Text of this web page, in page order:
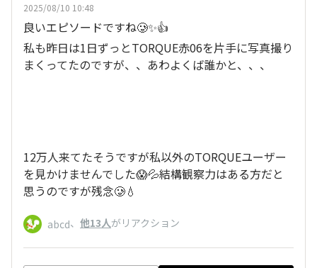
2025/08/10 10:48
良いエピソードですね🥲✨👍
私も昨日は1日ずっとTORQUE赤06を片手に写真撮り
まくってたのですが、、あわよくば誰かと、、、
12万人来てたそうですが私以外のTORQUEユーザー
を見かけませんでした😱💦結構観察力はある方だと
思うのですが残念🥲💧
abcd、 他13人がリアクション